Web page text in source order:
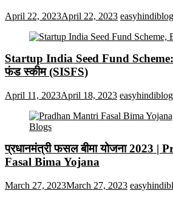
April 22, 2023April 22, 2023
Startup India Seed Fund Scheme:
फंड स्कीम (SISFS)
April 11, 2023April 18, 2023
प्रधानमंत्री फसल बीमा योजना 2023 |
Fasal Bima Yojana
March 27, 2023March 27, 2023